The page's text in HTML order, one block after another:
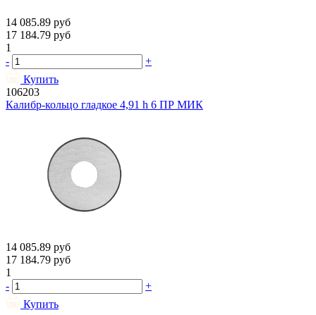
14 085.89 руб
17 184.79 руб
1
-
+
Купить
106203
Калибр-кольцо гладкое 4,91 h 6 ПР МИК
14 085.89 руб
17 184.79 руб
1
-
+
Купить